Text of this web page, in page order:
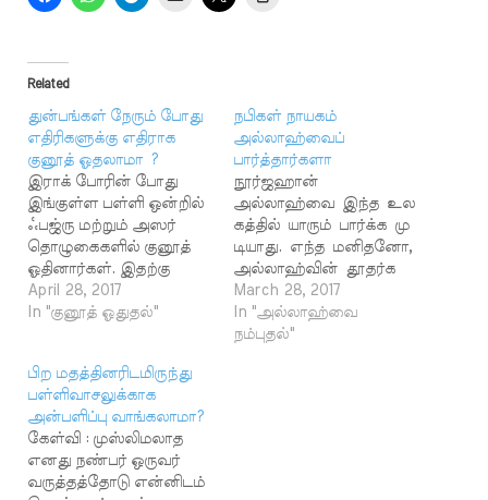
Related
துன்பங்கள் நேரும் போது
எதிரிகளுக்கு எதிராக
குனூத் ஓதலாமா ?
இராக் போரின் போது
இங்குள்ள பள்ளி ஒன்றில்
ஃபஜ்ரு மற்றும் அஸர்
தொழுகைகளில் குனூத்
ஓதினார்கள். இதற்கு
ஆதாரம் உள்ளதா?
நபிகள் நாயகம் (ஸல்)
அல்லாஹ் தடை செய்து
விட்டதாக ஹதீஸ்
உள்ளதே! விளக்கவும்.
இஸ்மாயீல் ஷெரீப்,
சென்னை. صحيح البخاري
1002 - حَدَّثَنَا مُسَدَّدٌ، قَالَ:
April 28, 2017
In "குனூத் ஓதுதல்"
நபிகள் நாயகம்
அல்லாஹ்வைப்
பார்த்தார்களா
நூர்ஜஹான்
அல்லாஹ்வை இந்த உல
கத்தில் யாரும் பார்க்க மு
டியாது. எந்த மனிதனோ,
அல்லாஹ்வின் தூதர்க
ளோ அல்லாஹ்வைப் பா
ர்த்ததில்லை; பார்க்கவும்
முடியாதுஎன்பதைத் திட்ட
March 28, 2017
In "அல்லாஹ்வை
நம்புதல்"
பிற மதத்தினரிடமிருந்து
பள்ளிவாசலுக்காக
அன்பளிப்பு வாங்கலாமா?
கேள்வி : முஸ்லிமலாத
எனது நண்பர் ஒருவர்
வருத்தத்தோடு என்னிடம்